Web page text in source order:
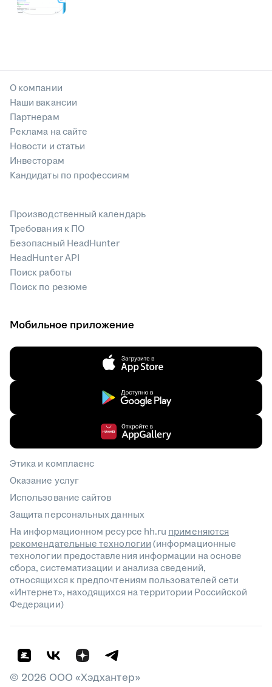
О компании
Наши вакансии
Партнерам
Реклама на сайте
Новости и статьи
Инвесторам
Кандидаты по профессиям
Производственный календарь
Требования к ПО
Безопасный HeadHunter
HeadHunter API
Поиск работы
Поиск по резюме
Мобильное приложение
Этика и комплаенс
Оказание услуг
Использование сайтов
Защита персональных данных
На информационном ресурсе hh.ru применяются
рекомендательные технологии(информационные
технологии предоставления информации на основе
сбора, систематизации и анализа сведений,
относящихся к предпочтениям пользователей сети
«Интернет», находящихся на территории Российской
Федерации)
© 2026 ООО «Хэдхантер»